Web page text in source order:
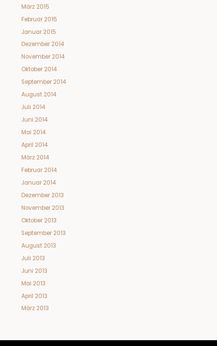
März 2015
Februar 2015
Januar 2015
Dezember 2014
November 2014
Oktober 2014
September 2014
August 2014
Juli 2014
Juni 2014
Mai 2014
April 2014
März 2014
Februar 2014
Januar 2014
Dezember 2013
November 2013
Oktober 2013
September 2013
August 2013
Juli 2013
Juni 2013
Mai 2013
April 2013
März 2013